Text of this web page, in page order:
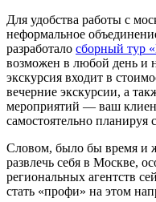
Для удобства работы с
неформальное
разработало сборный тур
возможен в любой день и
экскурсия входит в
вечерние экскурсии, а
мероприятий — ваш
самостоятельно планируя
Словом, было бы время и
развлечь себя в Москве,
региональных агентств
стать «профи» на этом